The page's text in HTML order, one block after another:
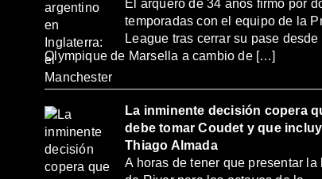
El arquero de 34 años firmó por
temporadas con el equipo de la
League tras cerrar su pase desde
Olympique de Marsella a cambio de […]
La inminente decisión copera
debe tomar Coudet y que
Thiago Almada
A horas de tener que presentar la